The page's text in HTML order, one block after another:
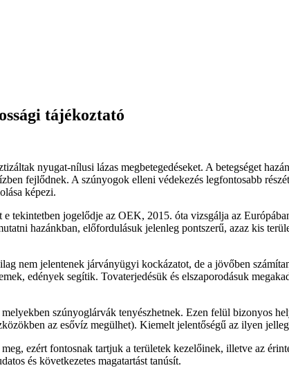
tájékoztató
nyugat-nílusi lázas megbetegedéseket. A betegséget
fejlődnek. A szúnyogok elleni védekezés legfontosabb
képezi.
jogelődje az OEK, 2015. óta vizsgálja az
hazánkban, előfordulásuk jelenleg pontszerű, azaz kis
nem jelentenek járványügyi kockázatot, de a jövőben
edények segítik. Tovaterjedésük és elszaporodásuk
szúnyoglárvák tenyészhetnek. Ezen felül bizonyos
az esővíz megülhet). Kiemelt jelentőségű az ilyen
ezért fontosnak tartjuk a területek kezelőinek, illetve az
és következetes magatartást tanúsít.